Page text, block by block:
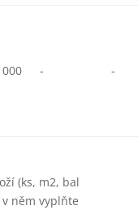
000 - -
(ks, m2, bal
něm vyplňte